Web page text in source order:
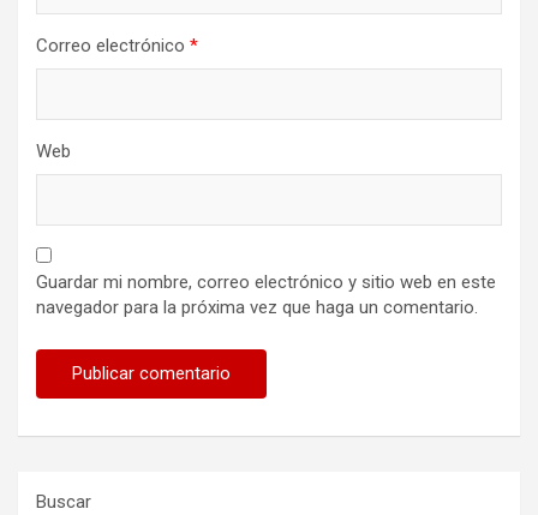
Correo electrónico *
Web
Guardar mi nombre, correo electrónico y sitio web en este
navegador para la próxima vez que haga un comentario.
Buscar